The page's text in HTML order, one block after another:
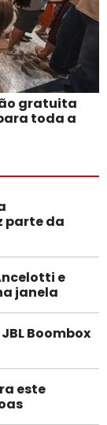
gratuita
toda a
parte da
e
janela
Boombox
este